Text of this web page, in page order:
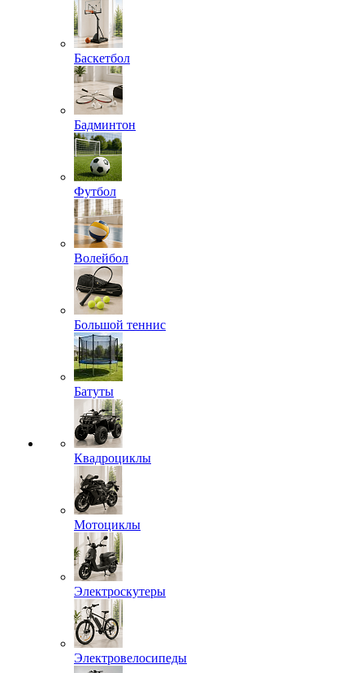
Баскетбол
Бадминтон
Футбол
Волейбол
Большой теннис
Батуты
Квадроциклы
Мотоциклы
Электроскутеры
Электровелосипеды